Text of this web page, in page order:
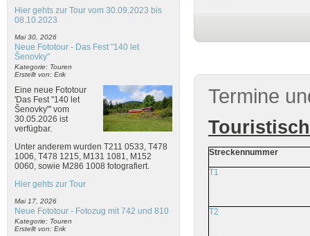
Hier gehts zur Tour vom 30.09.2023 bis
08.10.2023
Mai 30, 2026
Neue Fototour - Das Fest "140 let
Šenovky"
Kategorie: Touren
Erstellt von: Erik
Eine neue Fototour
'Das Fest "140 let
Šenovky"' vom
30.05.2026 ist
verfügbar.
Unter anderem wurden T211 0533, T478
1006, T478 1215, M131 1081, M152
0060, sowie M286 1008 fotografiert.
Hier gehts zur Tour
Mai 17, 2026
Neue Fototour - Fotozug mit 742 und 810
Kategorie: Touren
Erstellt von: Erik
Termine
Streckennummer
T1
T2